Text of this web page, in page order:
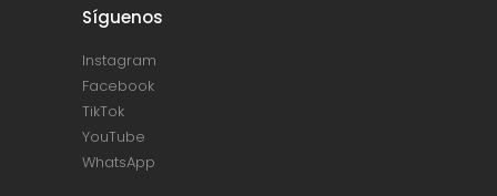
Síguenos
Instagram
Facebook
TikTok
YouTube
WhatsApp